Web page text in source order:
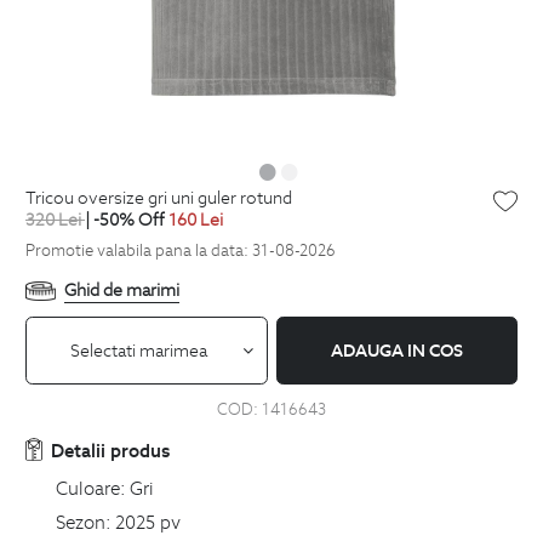
tricou oversize gri uni guler rotund
320Lei| -50% Off 160 Lei
Promotie valabila pana la data: 31-08-2026
Ghid de marimi
Selectati marimea ADAUGA IN COS
COD: 1416643
Detalii produs
Culoare: Gri
Sezon: 2025 pv